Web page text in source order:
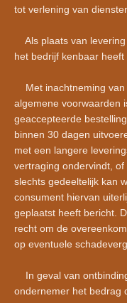
tot verlening van
Als plaats van
het bedrijf kenbaar heeft
Met inachtneming van
algemene voorwaarden
geaccepteerde
binnen 30 dagen
met een langere
vertraging ondervindt,
slechts gedeeltelijk kan
consument hiervan
geplaatst heeft bericht.
recht om de
op eventuele
In geval van
ondernemer het bedrag